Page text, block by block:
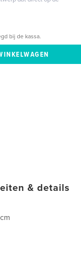
bij de kassa.
& details